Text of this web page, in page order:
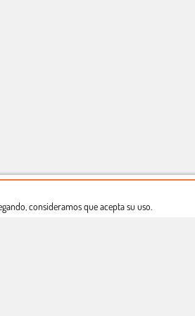
Derecho a desistimiento
consideramos que acepta su uso.